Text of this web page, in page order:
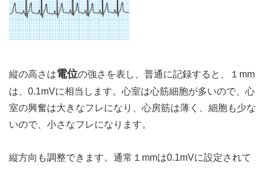
縦の高さは電位の強さを表し、普通に記録すると、１mm
は、0.1mVに相当します。心室は心筋細胞が多いので、心
室の興奮は大きなフレになり、心房筋は薄く、細胞も少な
いので、小さなフレになります。
縦方向も調整できます。通常１mmは0.1mVに設定されて